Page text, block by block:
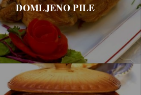
DOMLJENO PILE